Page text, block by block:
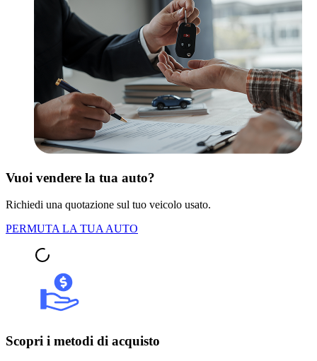
Vuoi vendere la tua auto?
Richiedi una quotazione sul tuo veicolo usato.
PERMUTA LA TUA AUTO
Scopri i metodi di acquisto